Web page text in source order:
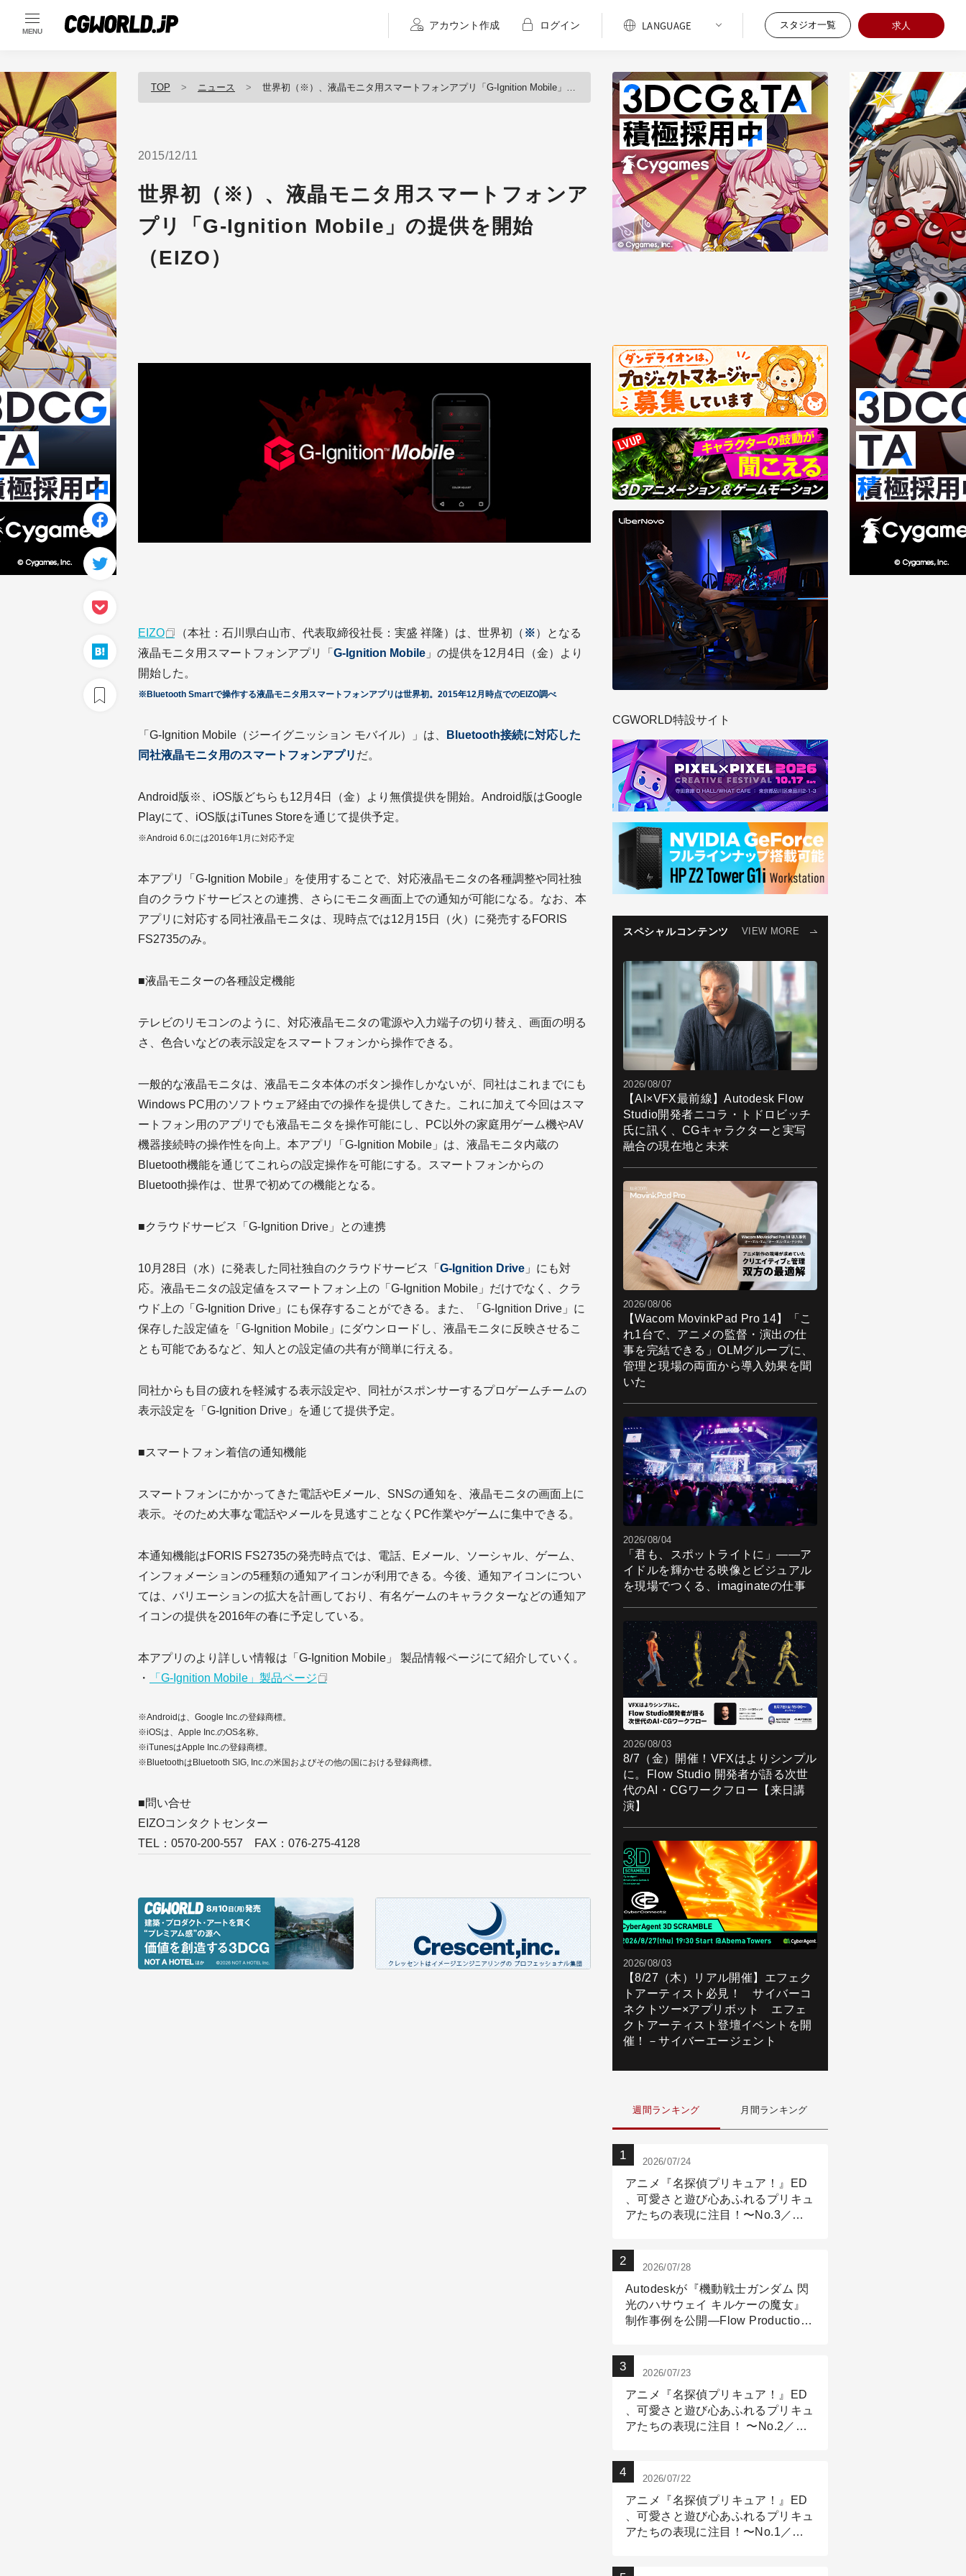
MENU
アカウント作成 ログイン スタジオ一覧 求人
TOP ニュース 世界初（※）、液晶モニタ用スマートフォンアプリ「G-Ignition Mobile」の提供を開始（EIZO）
2015/12/11
世界初（※）、液晶モニタ用スマートフォンア
プリ「G-Ignition Mobile」の提供を開始
（EIZO）
EIZO （本社：石川県白山市、代表取締役社長：実盛 祥隆）は、世界初（ ※）となる
液晶モニタ用スマートフォンアプリ「 G-Ignition Mobile 」の提供を12月4日（金）より
開始した。
※Bluetooth Smartで操作する液晶モニタ用スマートフォンアプリは世界初。2015年12月時点でのEIZO調べ
「G-Ignition Mobile（ジーイグニッション モバイル）」は、
Bluetooth接続に対応した
同社液晶モニタ用のスマートフォンアプリ だ。
Android版※、iOS版どちらも12月4日（金）より無償提供を開始。Android版はGoogle
Playにて、iOS版はiTunes Storeを通じて提供予定。
※Android 6.0には2016年1月に対応予定
本アプリ「G-Ignition Mobile」を使用することで、対応液晶モニタの各種調整や同社独
自のクラウドサービスとの連携、さらにモニタ画面上での通知が可能になる。なお、本
アプリに対応する同社液晶モニタは、現時点では12月15日（火）に発売するFORIS
FS2735のみ。
■液晶モニターの各種設定機能
テレビのリモコンのように、対応液晶モニタの電源や入力端子の切り替え、画面の明る
さ、色合いなどの表示設定をスマートフォンから操作できる。
一般的な液晶モニタは、液晶モニタ本体のボタン操作しかないが、同社はこれまでにも
Windows PC用のソフトウェア経由での操作を提供してきた。これに加えて今回はスマ
ートフォン用のアプリでも液晶モニタを操作可能にし、PC以外の家庭用ゲーム機やAV
機器接続時の操作性を向上。本アプリ「G-Ignition Mobile」は、液晶モニタ内蔵の
Bluetooth機能を通じてこれらの設定操作を可能にする。スマートフォンからの
Bluetooth操作は、世界で初めての機能となる。
■クラウドサービス「G-Ignition Drive」との連携
10月28日（水）に発表した同社独自のクラウドサービス「 G-Ignition Drive 」にも対
応。液晶モニタの設定値をスマートフォン上の「G-Ignition Mobile」だけでなく、クラ
ウド上の「G-Ignition Drive」にも保存することができる。また、「G-Ignition Drive」に
保存した設定値を「G-Ignition Mobile」にダウンロードし、液晶モニタに反映させるこ
とも可能であるなど、知人との設定値の共有が簡単に行える。
同社からも目の疲れを軽減する表示設定や、同社がスポンサーするプロゲームチームの
表示設定を「G-Ignition Drive」を通じて提供予定。
■スマートフォン着信の通知機能
スマートフォンにかかってきた電話やEメール、SNSの通知を、液晶モニタの画面上に
表示。そのため大事な電話やメールを見逃すことなくPC作業やゲームに集中できる。
本通知機能はFORIS FS2735の発売時点では、電話、Eメール、ソーシャル、ゲーム、
インフォメーションの5種類の通知アイコンが利用できる。今後、通知アイコンについ
ては、バリエーションの拡大を計画しており、有名ゲームのキャラクターなどの通知ア
イコンの提供を2016年の春に予定している。
本アプリのより詳しい情報は「G-Ignition Mobile」 製品情報ページにて紹介していく。
・
「G-Ignition Mobile」製品ページ
※Androidは、Google Inc.の登録商標。
※iOSは、Apple Inc.のOS名称。
※iTunesはApple Inc.の登録商標。
※BluetoothはBluetooth SIG, Inc.の米国およびその他の国における登録商標。
■問い合せ
EIZOコンタクトセンター
TEL：0570-200-557 FAX：076-275-4128
CGWORLD特設サイト
スペシャルコンテンツ VIEW MORE
2026/08/07
【AI×VFX最前線】Autodesk Flow
Studio開発者ニコラ・トドロビッチ
氏に訊く、CGキャラクターと実写
融合の現在地と未来
2026/08/06
【Wacom MovinkPad Pro 14】「こ
れ1台で、アニメの監督・演出の仕
事を完結できる」OLMグループに、
管理と現場の両面から導入効果を聞
いた
2026/08/04
「君も、スポットライトに」――ア
イドルを輝かせる映像とビジュアル
を現場でつくる、imaginateの仕事
2026/08/03
8/7（金）開催！VFXはよりシンプル
に。Flow Studio 開発者が語る次世
代のAI・CGワークフロー【来日講
演】
2026/08/03
【8/27（木）リアル開催】エフェク
トアーティスト必見！ サイバーコ
ネクトツー×アプリボット エフェ
クトアーティスト登壇イベントを開
催！－サイバーエージェント
週間ランキング 月間ランキング
2026/07/24
アニメ『名探偵プリキュア！』ED
、可愛さと遊び心あふれるプリキュ
アたちの表現に注目！〜No.3／ア
2026/07/28
Autodeskが『機動戦士ガンダム 閃
光のハサウェイ キルケーの魔女』
制作事例を公開―Flow Production
2026/07/23
アニメ『名探偵プリキュア！』ED
、可愛さと遊び心あふれるプリキュ
アたちの表現に注目！ 〜No.2／モ
2026/07/22
アニメ『名探偵プリキュア！』ED
、可愛さと遊び心あふれるプリキュ
アたちの表現に注目！〜No.1／演